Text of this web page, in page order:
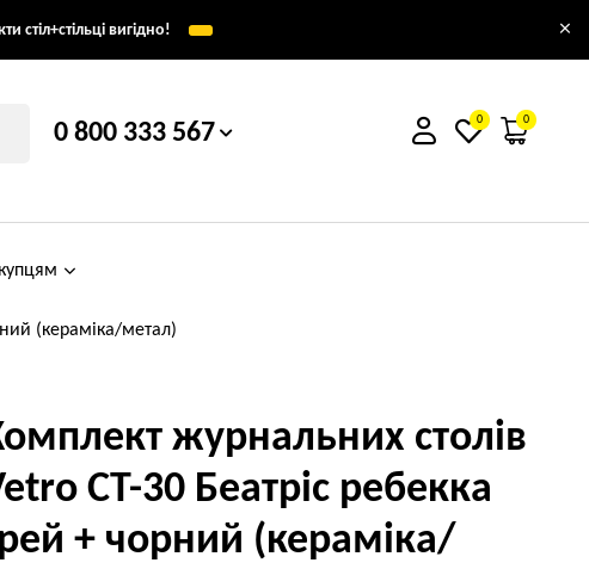
вигідно! ×
0 800 333 567 0 0
(кераміка/метал)
журнальних столів
CT-30 Беатріс ребекка
+ чорний (кераміка/